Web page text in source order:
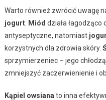
Warto również zwrócić uwagę
jogurt. Miód działa łagodząco
antyseptyczne, natomiast
korzystnych dla zdrowia skóry.
sprzymierzeniec – jego
zmniejszyć zaczerwienienie i
Kąpiel owsiana to inna